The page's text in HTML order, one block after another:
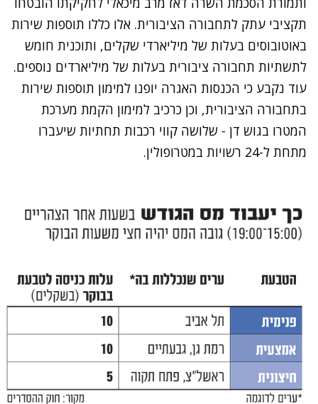
תקציבי עתק לתחבורה הציבורית. אלו כללו תוספות שירות
באוטובוסים בעלות של מיליארדי שקלים, ותוכנית חומש
לתשתיות תחבורה ציבורית בעלות של מיליארדים נוספים.
עוד נקבע כי הכנסות האגרה יופנו למימון תוספות שירות
בתחבורה הציבורית, וכן כרכיב למימון הקמת מערכת
המטרו בגוש דן - שלושה קווי רכבות תחתיות שיעברו
מתחת ל-24 רשויות במטרופולין.